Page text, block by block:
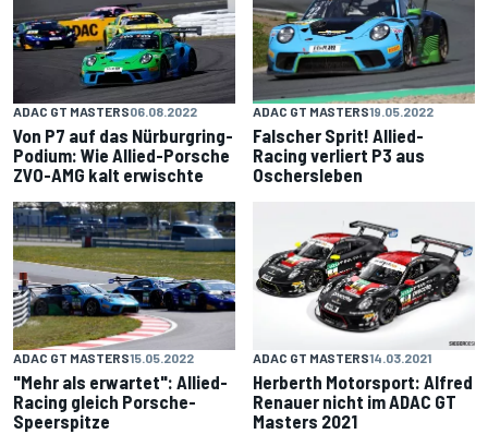
ADAC GT MASTERS06.08.2022
Von P7 auf das Nürburgring-
Podium: Wie Allied-Porsche
ZVO-AMG kalt erwischte
ADAC GT MASTERS19.05.2022
Falscher Sprit! Allied-
Racing verliert P3 aus
Oschersleben
ADAC GT MASTERS15.05.2022
"Mehr als erwartet": Allied-
Racing gleich Porsche-
Speerspitze
ADAC GT MASTERS14.03.2021
Herberth Motorsport: Alfred
Renauer nicht im ADAC GT
Masters 2021